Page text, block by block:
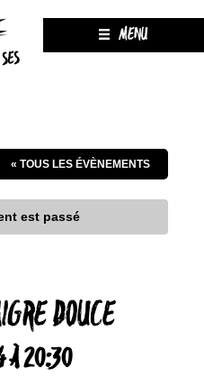
MENU
« TOUS LES ÉVÈNEMENTS
est passé
DOUCE
À 20:30